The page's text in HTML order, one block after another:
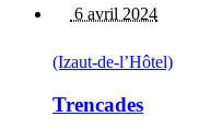
6 avril 2024
(Izaut-de-l’Hôtel)
Trencades